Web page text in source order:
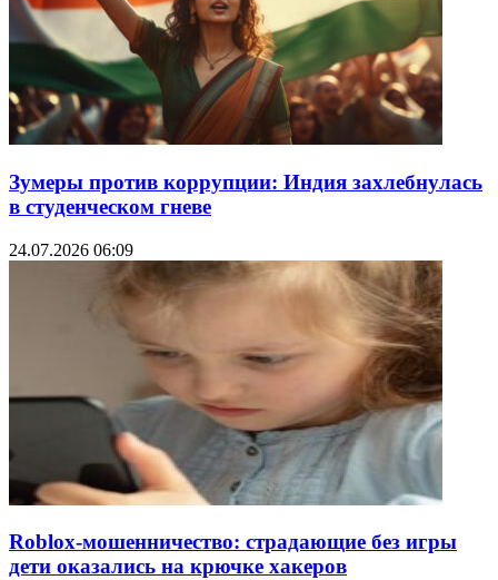
Зумеры против коррупции: Индия захлебнулась
в студенческом гневе
24.07.2026 06:09
Roblox-мошенничество: страдающие без игры
дети оказались на крючке хакеров